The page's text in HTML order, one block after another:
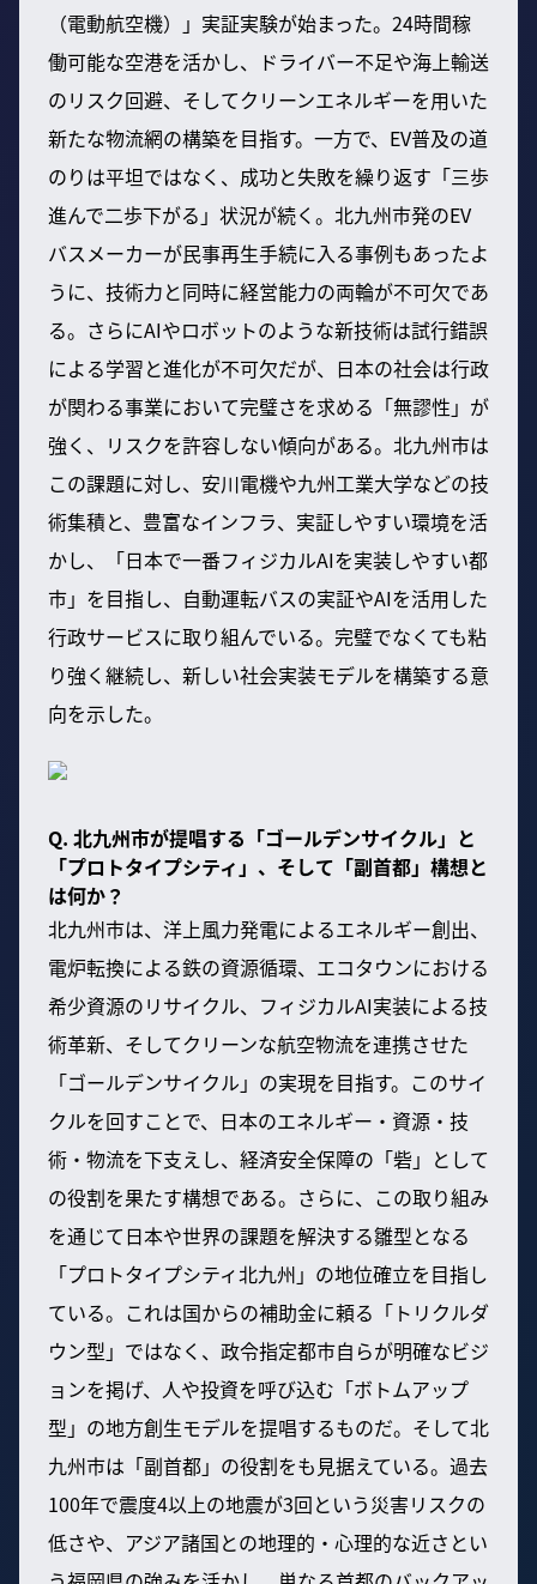
（電動航空機）」実証実験が始まった。24時間稼
働可能な空港を活かし、ドライバー不足や海上輸送
のリスク回避、そしてクリーンエネルギーを用いた
新たな物流網の構築を目指す。一方で、EV普及の道
のりは平坦ではなく、成功と失敗を繰り返す「三歩
進んで二歩下がる」状況が続く。北九州市発のEV
バスメーカーが民事再生手続に入る事例もあったよ
うに、技術力と同時に経営能力の両輪が不可欠であ
る。さらにAIやロボットのような新技術は試行錯誤
による学習と進化が不可欠だが、日本の社会は行政
が関わる事業において完璧さを求める「無謬性」が
強く、リスクを許容しない傾向がある。北九州市は
この課題に対し、安川電機や九州工業大学などの技
術集積と、豊富なインフラ、実証しやすい環境を活
かし、「日本で一番フィジカルAIを実装しやすい都
市」を目指し、自動運転バスの実証やAIを活用した
行政サービスに取り組んでいる。完璧でなくても粘
り強く継続し、新しい社会実装モデルを構築する意
向を示した。
Q. 北九州市が提唱する「ゴールデンサイクル」と
「プロトタイプシティ」、そして「副首都」構想と
は何か？
北九州市は、洋上風力発電によるエネルギー創出、
電炉転換による鉄の資源循環、エコタウンにおける
希少資源のリサイクル、フィジカルAI実装による技
術革新、そしてクリーンな航空物流を連携させた
「ゴールデンサイクル」の実現を目指す。このサイ
クルを回すことで、日本のエネルギー・資源・技
術・物流を下支えし、経済安全保障の「砦」として
の役割を果たす構想である。さらに、この取り組み
を通じて日本や世界の課題を解決する雛型となる
「プロトタイプシティ北九州」の地位確立を目指し
ている。これは国からの補助金に頼る「トリクルダ
ウン型」ではなく、政令指定都市自らが明確なビジ
ョンを掲げ、人や投資を呼び込む「ボトムアップ
型」の地方創生モデルを提唱するものだ。そして北
九州市は「副首都」の役割をも見据えている。過去
100年で震度4以上の地震が3回という災害リスクの
低さや、アジア諸国との地理的・心理的な近さとい